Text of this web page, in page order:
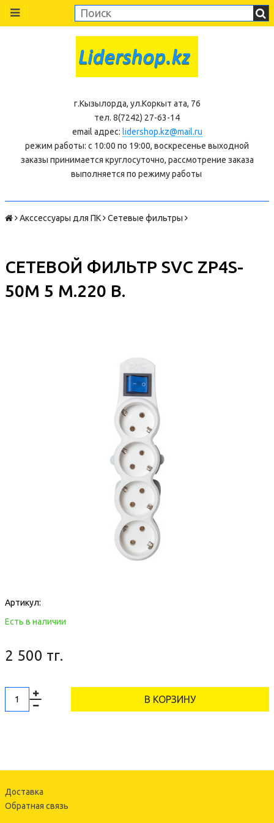
г.Кызылорда, ул.Коркыт ата, 76
тел. 8(7242) 27-63-14
email адрес: lidershop.kz@mail.ru
режим работы: с 10:00 по 19:00, воскресенье выходной
заказы принимается круглосуточно, рассмотрение заказа
выполняется по режиму работы
Акссессуары для ПК Сетевые фильтры
СЕТЕВОЙ ФИЛЬТР SVC ZP4S-
50M 5 М.220 В.
Артикул:
Есть в наличии
2 500 тг.
В КОРЗИНУ
Доставка
Обратная связь